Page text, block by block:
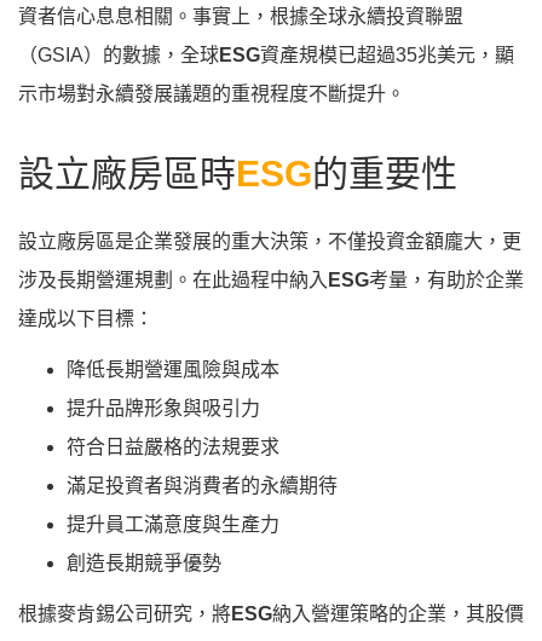
資者信心息息相關。事實上，根據全球永續投資聯盟
（GSIA）的數據，全球ESG資產規模已超過35兆美元，顯
示市場對永續發展議題的重視程度不斷提升。
設立廠房區時ESG的重要性
設立廠房區是企業發展的重大決策，不僅投資金額龐大，更
涉及長期營運規劃。在此過程中納入 ESG考量，有助於企業
達成以下目標：
降低長期營運風險與成本
提升品牌形象與吸引力
符合日益嚴格的法規要求
滿足投資者與消費者的永續期待
提升員工滿意度與生產力
創造長期競爭優勢
根據麥肯錫公司研究，將ESG納入營運策略的企業，其股價